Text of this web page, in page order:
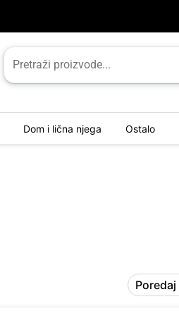
Dom i lična njega Ostalo